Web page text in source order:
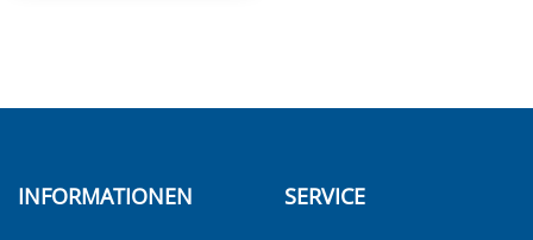
INFORMATIONEN SERVICE